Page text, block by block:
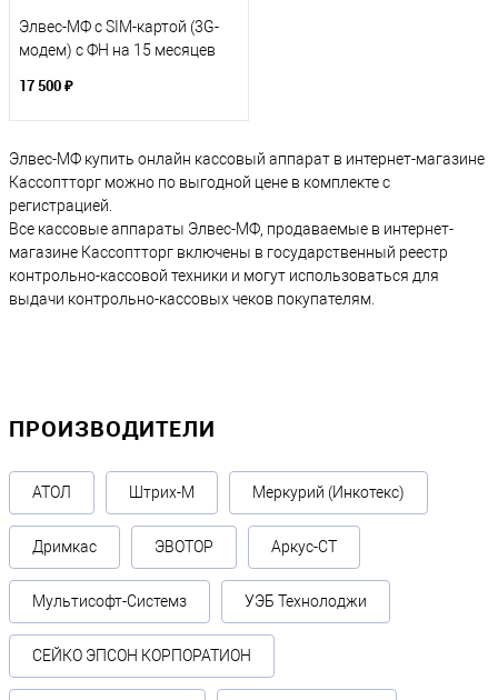
Элвес-МФ с SIM-картой (3G-
модем) с ФН на 15 месяцев
17 500 ₽
Элвес-МФ купить онлайн кассовый аппарат в интернет-магазине
Кассоптторг можно по выгодной цене в комплекте с
регистрацией.
Все кассовые аппараты Элвес-МФ, продаваемые в интернет-
магазине Кассоптторг включены в государственный реестр
контрольно-кассовой техники и могут использоваться для
выдачи контрольно-кассовых чеков покупателям.
ПРОИЗВОДИТЕЛИ
АТОЛ Штрих-М Меркурий (Инкотекс)
Дримкас ЭВОТОР Аркус-СТ
Мультисофт-Системз УЭБ Технолоджи
СЕЙКО ЭПСОН КОРПОРАТИОН